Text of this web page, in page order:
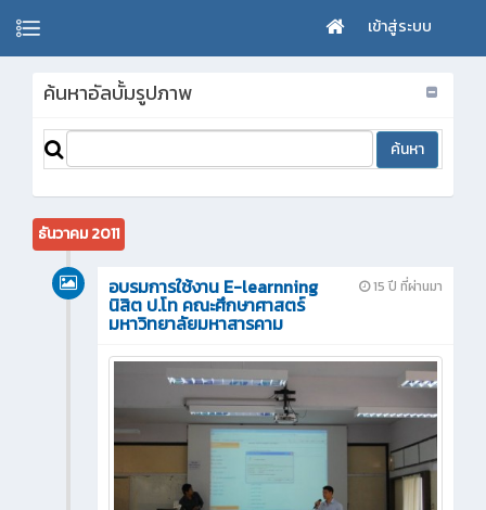
เข้าสู่ระบบ
ค้นหาอัลบั้มรูปภาพ
ธันวาคม 2011
15 ปี ที่ผ่านมา
อบรมการใช้งาน E-learnning
นิสิต ป.โท คณะศึกษาศาสตร์
มหาวิทยาลัยมหาสารคาม